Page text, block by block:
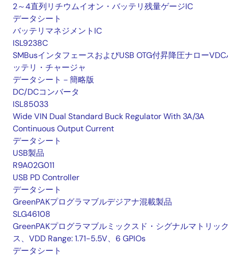
2～4直列リチウムイオン・バッテリ残量ゲージIC
データシート
バッテリマネジメントIC
ISL9238C
SMBusインタフェースおよびUSB OTG付昇降圧ナローVDC
ッテリ・チャージャ
データシート－簡略版
DC/DCコンバータ
ISL85033
Wide VIN Dual Standard Buck Regulator With 3A/3A
Continuous Output Current
データシート
USB製品
R9A02G011
USB PD Controller
データシート
GreenPAKプログラマブルデジアナ混載製品
SLG46108
GreenPAKプログラマブルミックスド・シグナルマトリッ
ス、VDD Range: 1.71-5.5V、6 GPIOs
データシート